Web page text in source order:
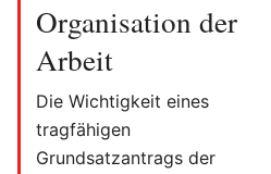
Organisation der
Arbeit
Die Wichtigkeit eines
tragfähigen
Grundsatzantrags der